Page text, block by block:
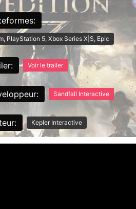
PlayStation 5, Xbox Series X|S, Epic
Voir le trailer
Sandfall Interactive
Kepler Interactive